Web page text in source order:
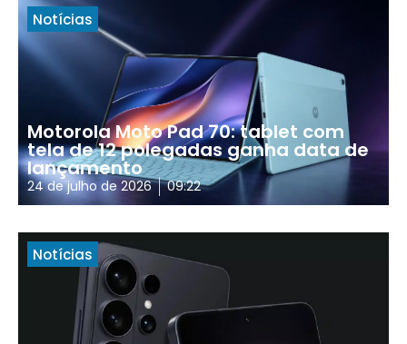
Notícias
Motorola Moto Pad 70: tablet com
tela de 12 polegadas ganha data de
lançamento
24 de julho de 2026 09:22
Notícias